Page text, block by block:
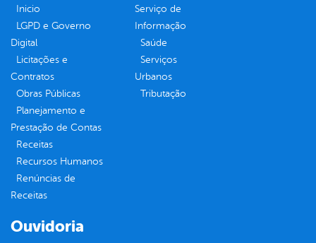
Inicio
LGPD e Governo
Digital
Licitações e
Contratos
Obras Públicas
Planejamento e
Prestação de Contas
Receitas
Recursos Humanos
Renúncias de
Receitas
Serviço de
Informação
Saúde
Serviços
Urbanos
Tributação
Ouvidoria